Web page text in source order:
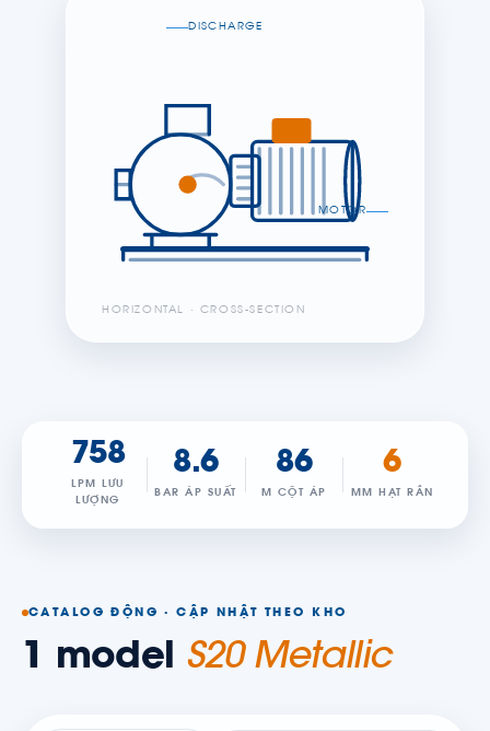
DISCHARGE
MOTOR
HORIZONTAL · CROSS-SECTION
758
LPM LƯU
LƯỢNG
8.6
BAR ÁP SUẤT
86
M CỘT ÁP
6
MM HẠT RẮN
CATALOG ĐỘNG · CẬP NHẬT THEO KHO
1 model S20 Metallic